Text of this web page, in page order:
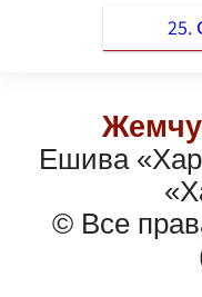
25.
Ешива
© Все